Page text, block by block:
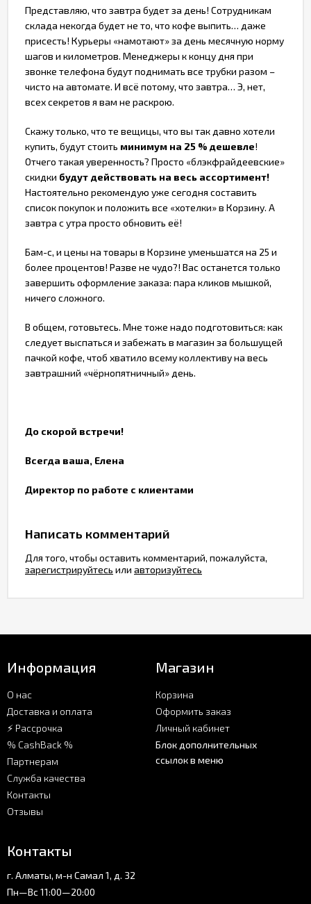
Представляю, что завтра будет за день! Сотрудникам
склада некогда будет не то, что кофе выпить… даже
присесть! Курьеры «намотают» за день месячную норму
шагов и километров. Менеджеры к концу дня при
звонке телефона будут поднимать все трубки разом –
чисто на автомате. И всё потому, что завтра… Э, нет,
всех секретов я вам не раскрою.
Скажу только, что те вещицы, что вы так давно хотели
купить, будут стоить минимум на 25 % дешевле!
Отчего такая уверенность? Просто «блэкфрайдеевские»
скидки будут действовать на весь ассортимент!
Настоятельно рекомендую уже сегодня составить
список покупок и положить все «хотелки» в Корзину. А
завтра с утра просто обновить её!
Бам-с, и цены на товары в Корзине уменьшатся на 25 и
более процентов! Разве не чудо?! Вас останется только
завершить оформление заказа: пара кликов мышкой,
ничего сложного.
В общем, готовьтесь. Мне тоже надо подготовиться: как
следует выспаться и забежать в магазин за большущей
пачкой кофе, чтоб хватило всему коллективу на весь
завтрашний «чёрнопятничный» день.
До скорой встречи!
Всегда ваша, Елена
Директор по работе с клиентами
Написать комментарий
Для того, чтобы оставить комментарий, пожалуйста,
зарегистрируйтесь или авторизуйтесь
Информация
О нас
Доставка и оплата
⚡ Рассрочка
% CashBack %
Партнерам
Служба качества
Контакты
Отзывы
Магазин
Корзина
Оформить заказ
Личный кабинет
Блок дополнительных
ссылок в меню
Контакты
г. Алматы, м-н Самал 1, д. 32
Пн—Вс 11:00—20:00